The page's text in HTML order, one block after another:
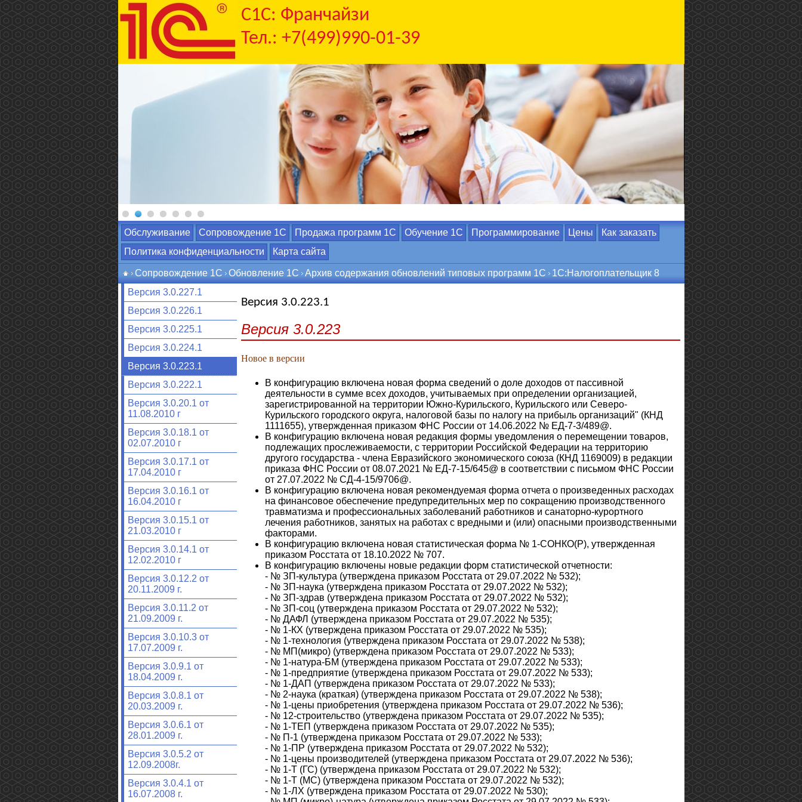
C1С: Франчайзи
Тел.: +7(499)990-01-39
Обслуживание Сопровождение 1С Продажа программ 1С Обучение 1С Программирование Цены
Как заказать
Политика конфиденциальности
Карта сайта
Сопровождение 1С Обновление 1С Архив содержания обновлений типовых программ 1С
1С:Налогоплательщик 8
Версия 3.0.227.1
Версия 3.0.226.1
Версия 3.0.225.1
Версия 3.0.224.1
Версия 3.0.223.1
Версия 3.0.222.1
Версия 3.0.20.1 от
11.08.2010 г
Версия 3.0.18.1 от
02.07.2010 г
Версия 3.0.17.1 от
17.04.2010 г
Версия 3.0.16.1 от
16.04.2010 г
Версия 3.0.15.1 от
21.03.2010 г
Версия 3.0.14.1 от
12.02.2010 г
Версия 3.0.12.2 от
20.11.2009 г.
Версия 3.0.11.2 от
21.09.2009 г.
Версия 3.0.10.3 от
17.07.2009 г.
Версия 3.0.9.1 от
18.04.2009 г.
Версия 3.0.8.1 от
20.03.2009 г.
Версия 3.0.6.1 от
28.01.2009 г.
Версия 3.0.5.2 от
12.09.2008г.
Версия 3.0.4.1 от
16.07.2008 г.
Версия 3.0.223.1
Версия 3.0.223
Новое в версии
В конфигурацию включена новая форма сведений о доле доходов от пассивной
деятельности в сумме всех доходов, учитываемых при определении организацией,
зарегистрированной на территории Южно-Курильского, Курильского или Северо-
Курильского городского округа, налоговой базы по налогу на прибыль организаций" (КНД
1111655), утвержденная приказом ФНС России от 14.06.2022 № ЕД-7-3/489@.
В конфигурацию включена новая редакция формы уведомления о перемещении товаров,
подлежащих прослеживаемости, с территории Российской Федерации на территорию
другого государства - члена Евразийского экономического союза (КНД 1169009) в редакции
приказа ФНС России от 08.07.2021 № ЕД-7-15/645@ в соответствии с письмом ФНС России
от 27.07.2022 № СД-4-15/9706@.
В конфигурацию включена новая рекомендуемая форма отчета о произведенных расходах
на финансовое обеспечение предупредительных мер по сокращению производственного
травматизма и профессиональных заболеваний работников и санаторно-курортного
лечения работников, занятых на работах с вредными и (или) опасными производственными
факторами.
В конфигурацию включена новая статистическая форма № 1-СОНКО(Р), утвержденная
приказом Росстата от 18.10.2022 № 707.
В конфигурацию включены новые редакции форм статистической отчетности:
- № ЗП-культура (утверждена приказом Росстата от 29.07.2022 № 532);
- № ЗП-наука (утверждена приказом Росстата от 29.07.2022 № 532);
- № ЗП-здрав (утверждена приказом Росстата от 29.07.2022 № 532);
- № ЗП-соц (утверждена приказом Росстата от 29.07.2022 № 532);
- № ДАФЛ (утверждена приказом Росстата от 29.07.2022 № 535);
- № 1-КХ (утверждена приказом Росстата от 29.07.2022 № 535);
- № 1-технология (утверждена приказом Росстата от 29.07.2022 № 538);
- № МП(микро) (утверждена приказом Росстата от 29.07.2022 № 533);
- № 1-натура-БМ (утверждена приказом Росстата от 29.07.2022 № 533);
- № 1-предприятие (утверждена приказом Росстата от 29.07.2022 № 533);
- № 1-ДАП (утверждена приказом Росстата от 29.07.2022 № 533);
- № 2-наука (краткая) (утверждена приказом Росстата от 29.07.2022 № 538);
- № 1-цены приобретения (утверждена приказом Росстата от 29.07.2022 № 536);
- № 12-строительство (утверждена приказом Росстата от 29.07.2022 № 535);
- № 1-ТЕП (утверждена приказом Росстата от 29.07.2022 № 535);
- № П-1 (утверждена приказом Росстата от 29.07.2022 № 533);
- № 1-ПР (утверждена приказом Росстата от 29.07.2022 № 532);
- № 1-цены производителей (утверждена приказом Росстата от 29.07.2022 № 536);
- № 1-Т (ГС) (утверждена приказом Росстата от 29.07.2022 № 532);
- № 1-Т (МС) (утверждена приказом Росстата от 29.07.2022 № 532);
- № 1-ЛХ (утверждена приказом Росстата от 29.07.2022 № 530);